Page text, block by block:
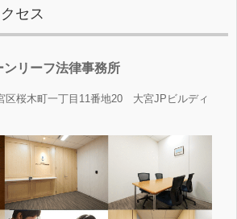
セス
リーフ法律事務所
区桜木町一丁目11番地20 大宮JPビルディ